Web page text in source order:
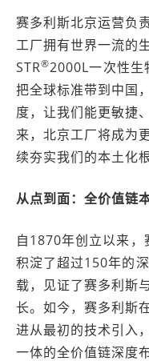
赛多利斯北京运营负
工厂拥有世界一流的
STR®2000L一次性生
把全球标准带到中国
度，让我们能更敏捷
来，北京工厂将成为
续夯实我们的本土化
从点到面：全价值链
自1870年创立以来
积淀了超过150年的
载，见证了赛多利斯
长。如今，赛多利斯
进从最初的技术引入
一体的全价值链深度布